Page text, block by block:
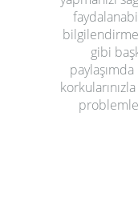
bilgilendirme
gibi